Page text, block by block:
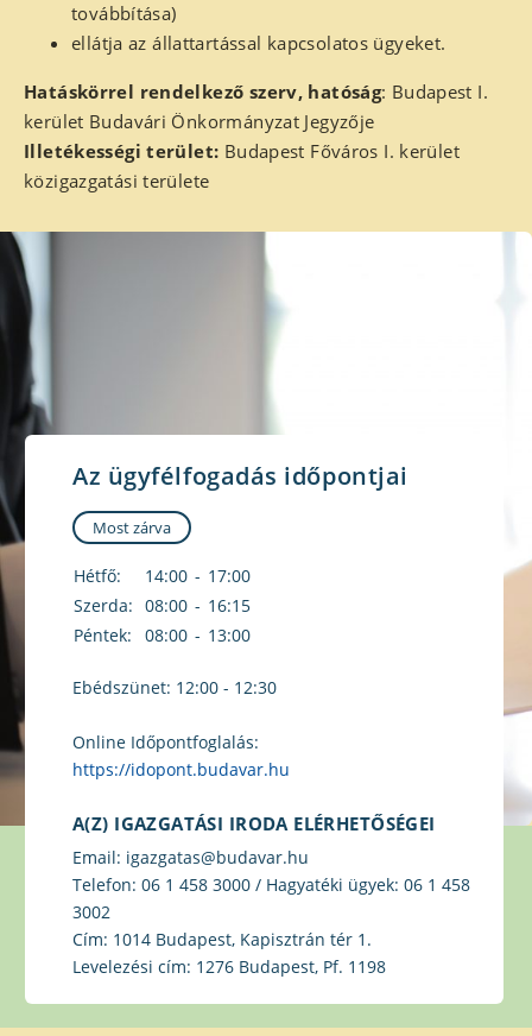
továbbítása)
ellátja az állattartással kapcsolatos ügyeket.
Hatáskörrel rendelkező szerv, hatóság: Budapest I.
kerület Budavári Önkormányzat Jegyzője
Illetékességi terület: Budapest Főváros I. kerület
közigazgatási területe
Az ügyfélfogadás időpontjai
Most zárva
Hétfő: 14:00 - 17:00
Szerda: 08:00 - 16:15
Péntek:
08:00 - 13:00
Ebédszünet: 12:00 - 12:30
Online Időpontfoglalás:
https://idopont.budavar.hu
A(Z) IGAZGATÁSI IRODA ELÉRHETŐSÉGEI
Email: igazgatas@budavar.hu
Telefon: 06 1 458 3000 / Hagyatéki ügyek: 06 1 458
3002
Cím: 1014 Budapest, Kapisztrán tér 1.
Levelezési cím: 1276 Budapest, Pf. 1198